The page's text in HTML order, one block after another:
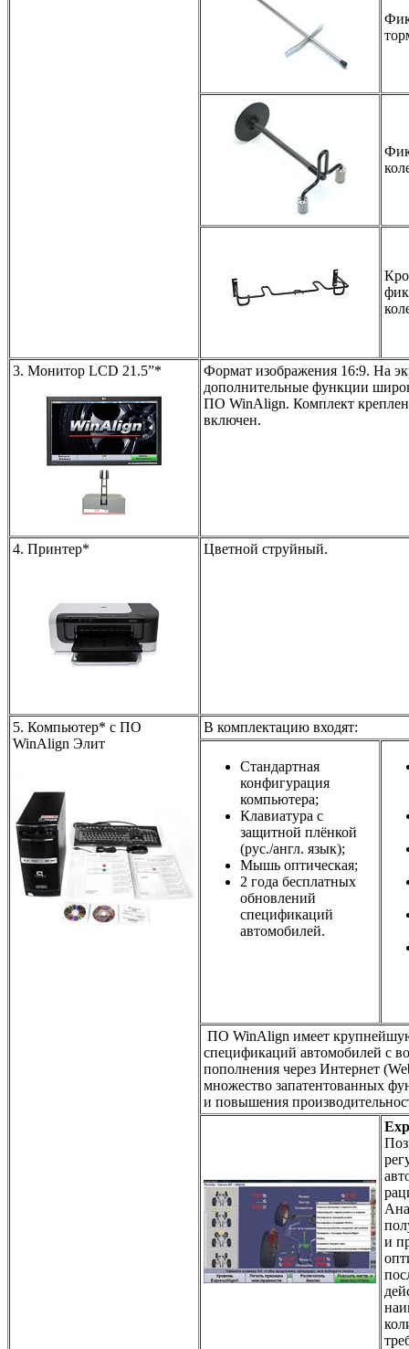
3. Монитор LCD 21.5”*
Формат изображения 16:9. На
дополнительные функции
ПО WinAlign. Комплект
включен.
4. Принтер* Цветной струйный.
5. Компьютер* с ПО
WinAlign Элит
В комплектацию входят:
Стандартная
конфигурация
компьютера;
Клавиатура с
защитной плёнкой
(рус./англ. язык);
Мышь оптическая;
2 года бесплатных
обновлений
спецификаций
автомобилей.
ПО WinAlign имеет
спецификаций автомобилей c
пополнения через Интернет
множество запатентованных
и повышения
и